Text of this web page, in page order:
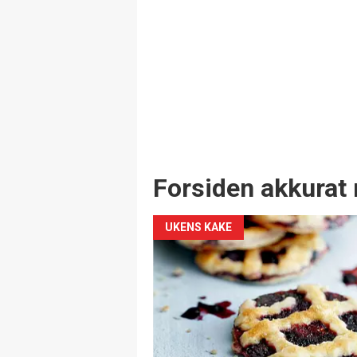
Forsiden akkurat
UKENS KAKE